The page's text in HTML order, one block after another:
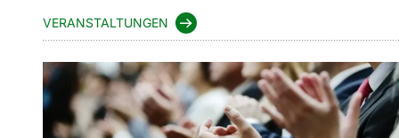
VERANSTALTUNGEN